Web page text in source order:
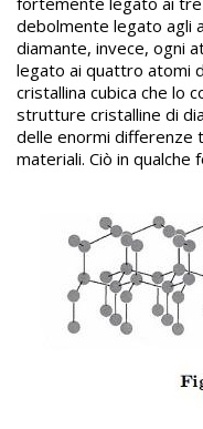
debolmente legato agli
diamante, invece, ogni
legato ai quattro atomi
cristallina cubica che lo
strutture cristalline di
delle enormi differenze
materiali. Ciò in